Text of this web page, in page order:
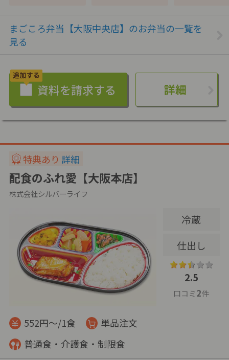
まごころ弁当【大阪中央店】のお弁当の一覧を
見る
詳細
特典あり 詳細
配食のふれ愛【大阪本店】
株式会社シルバーライフ
冷蔵
仕出し
2.5
口コミ2件
552円～/1食
単品注文
普通食・介護食・制限食